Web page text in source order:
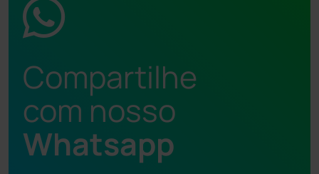
Compartilhe
com nosso
Whatsapp